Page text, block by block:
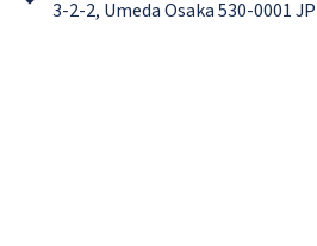
3-2-2, Umeda Osaka 530-0001 JP